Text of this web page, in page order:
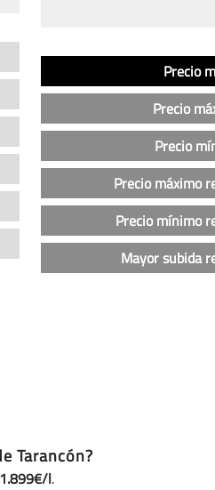
Análisis
de
gasolina
plomo
las
Precio
Precio
Precio
Precio máximo
Precio mínimo
Mayor subida
Tarancón?
1.899€/l.